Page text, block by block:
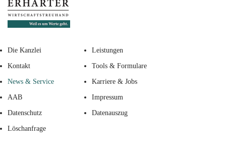
Die Kanzlei Leistungen
Kontakt Tools & Formulare
News & Service Karriere & Jobs
AAB Impressum
Datenschutz Datenauszug
Löschanfrage